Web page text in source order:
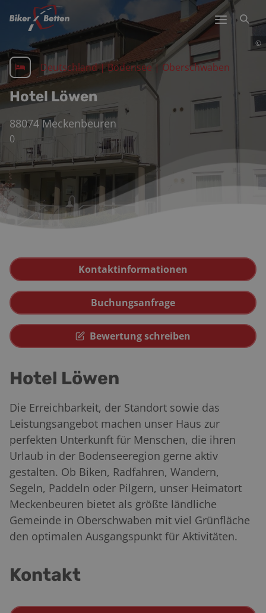
©
Deutschland|Bodensee | Oberschwaben
Hotel Löwen
88074 Meckenbeuren
0
Kontaktinformationen
Buchungsanfrage
Bewertung schreiben
Hotel Löwen
Die Erreichbarkeit, der Standort sowie das
Leistungsangebot machen unser Haus zur
perfekten Unterkunft für Menschen, die ihren
Urlaub in der Bodenseeregion gerne aktiv
gestalten. Ob Biken, Radfahren, Wandern,
Segeln, Paddeln oder Pilgern, unser Heimatort
Meckenbeuren bietet als größte ländliche
Gemeinde in Oberschwaben mit viel Grünfläche
den optimalen Ausgangspunkt für Aktivitäten.
Kontakt